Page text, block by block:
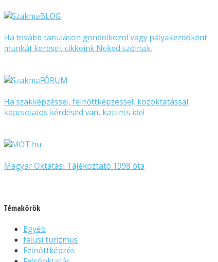
Ha tovább tanuláson gondolkozol vagy pályakezdőként
munkát keresel, cikkeink Neked szólnak.
Ha szakképzéssel, felnőttképzéssel, közoktatással
kapcsolatos kérdésed van, kattints ide!
Magyar Oktatási Tájékoztató 1998 óta
Témakörök
Egyéb
falusi turizmus
Felnőttképzés